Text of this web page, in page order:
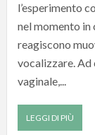
l’esperimento
nel momento
reagiscono
vocalizzare. Ad
vaginale,...
LEGGI DI PIÙ